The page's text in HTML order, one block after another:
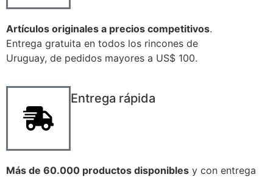
Artículos originales a precios competitivos.
Entrega gratuita en todos los rincones de
Uruguay, de pedidos mayores a US$ 100.
Entrega rápida
Más de 60.000 productos disponibles y con entrega